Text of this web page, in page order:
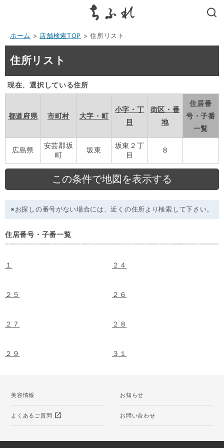
ホーム > 店舗検索TOP > 住所リスト
住所リスト
現在、選択している住所
都道府県 市町村 大字・町
小字・丁
目
街区・番
地
住居番
号・子番
一覧
広島県
安芸郡坂
町
坂東
坂東２丁
目
８
※お探しの番号がない場合には、近くの住所より検索して下さい。
住居番号・子番一覧
１ ２４
２５ ２６
２７ ２８
２９ ３１
美容情報 お知らせ
よくあるご質問 open_in_new お問い合わせ